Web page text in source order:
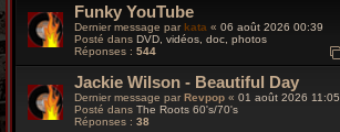
Funky YouTube
Dernier message parkata « 06 août 2026 00:39
Posté dans DVD, vidéos, doc, photos
Réponses : 544
Jackie Wilson - Beautiful Day
Dernier message par Revpop « 01 août 2026 11:05
Posté dans The Roots 60's/70's
Réponses : 38